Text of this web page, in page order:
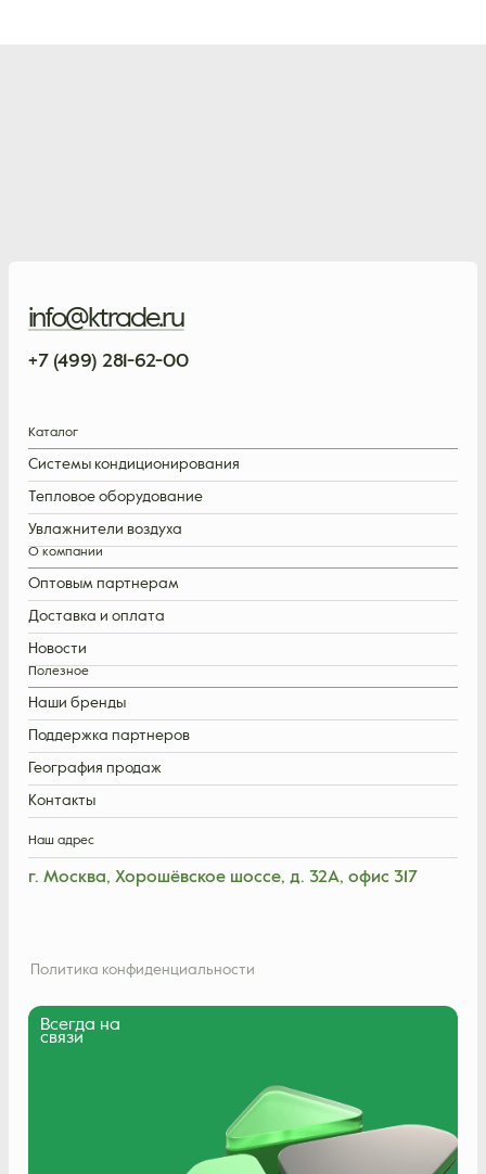
info@ktrade.ru
+7 (499) 281-62-00
Каталог
Системы кондиционирования
Тепловое оборудование
Увлажнители воздуха
О компании
Оптовым партнерам
Доставка и оплата
Новости
Полезное
Наши бренды
Поддержка партнеров
География продаж
Контакты
Политика конфиденциальности
Наш адрес
г. Москва, Хорошёвское шоссе, д. 32А, офис 317
Всегда на
связи